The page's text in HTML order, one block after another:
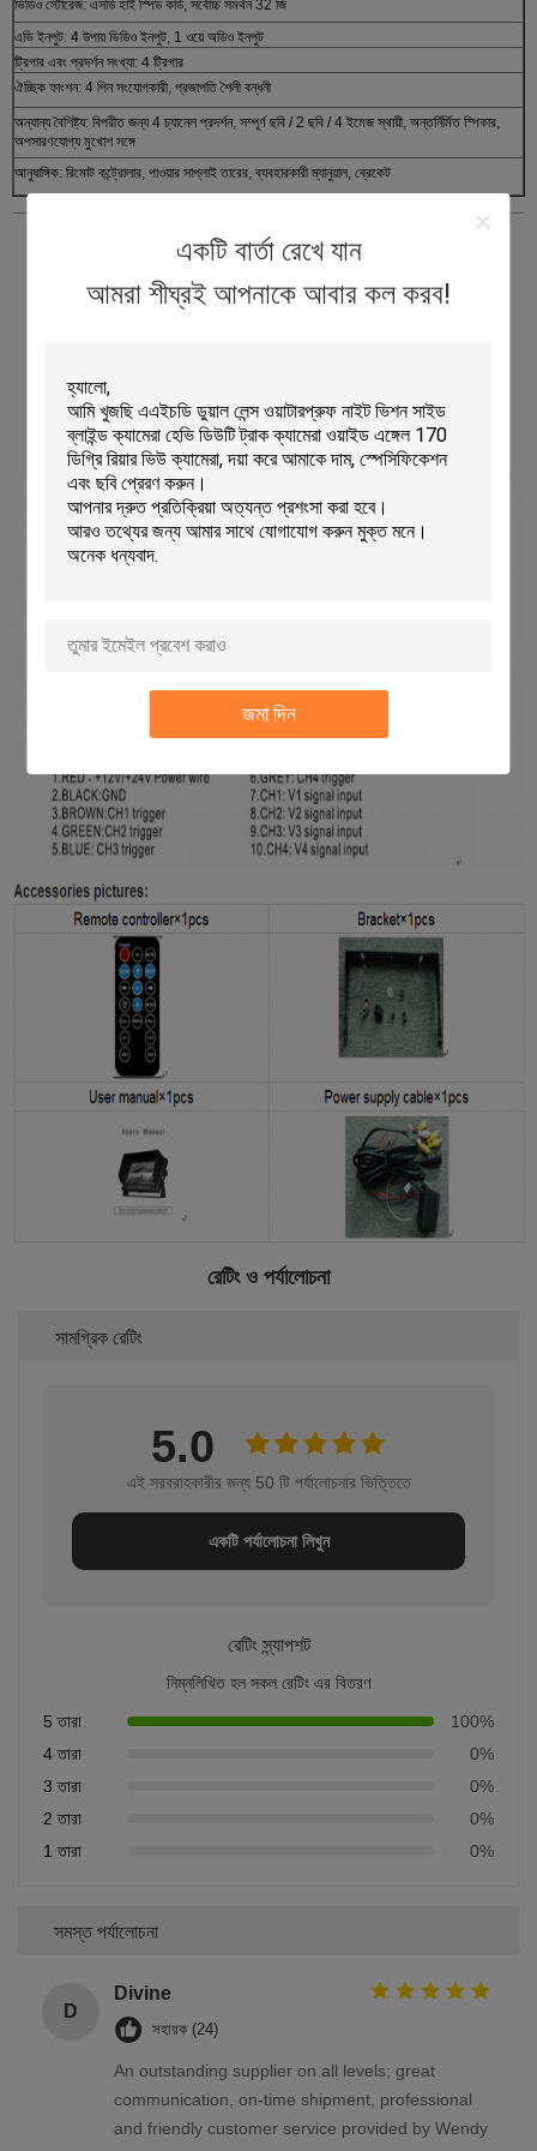
একটি বার্তা রেখে যান
আমরা শীঘ্রই আপনাকে আবার কল করব!
জমা দিন
ভিডিও স্টোরেজ: এসডি হাই স্পিড কার্ড, সর্বোচ্চ সমর্থন 32 জি
এভি ইনপুট: 4 উপায় ভিডিও ইনপুট, 1 ওয়ে অডিও ইনপুট
ট্রিগার এবং প্রদর্শন সংখ্যা: 4 ট্রিগার
ঐচ্ছিক ফাংশন: 4 পিন সংযোগকারী, প্রজাপতি শৈলী বন্ধনী
অন্যান্য বৈশিষ্ট্য: বিপরীত জন্য 4 চ্যানেল প্রদর্শন, সম্পূর্ণ ছবি / 2 ছবি / 4 ইমেজ স্থায়ী, অন্তর্নির্মিত স্পিকার,
অপসারণযোগ্য মুখোশ সঙ্গে
আনুষাঙ্গিক: রিমোট কন্ট্রোলার, পাওয়ার সাপ্লাই তারের, ব্যবহারকারী ম্যানুয়াল, ব্রেকেট
রেটিং ও পর্যালোচনা
সামগ্রিক রেটিং
5.0
এই সরবরাহকারীর জন্য 50 টি পর্যালোচনার ভিত্তিতে
একটি পর্যালোচনা লিখুন
রেটিং স্ন্যাপশট
নিম্নলিখিত হল সকল রেটিং এর বিতরণ
5 তারা
100%
4 তারা
0%
3 তারা
0%
2 তারা
0%
1 তারা
0%
সমস্ত পর্যালোচনা
D
Divine
সহায়ক (24)
An outstanding supplier on all levels; great
communication, on-time shipment, professional
and friendly customer service provided by Wendy